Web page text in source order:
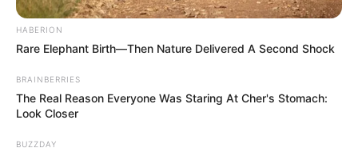
HABERION
Rare Elephant Birth—Then Nature Delivered A Second Shock
BRAINBERRIES
The Real Reason Everyone Was Staring At Cher's Stomach:
Look Closer
BUZZDAY